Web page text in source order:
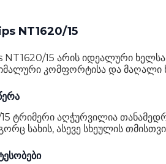
NT1620/15
15 არის იდეალური
კომფორტისა და მაღალი
ტრიმერი აღჭურვილია
სახის, ასევე სხეულის